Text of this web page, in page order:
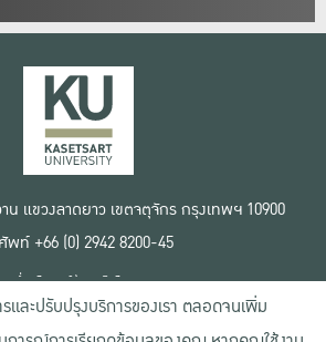
น แขวงลาดยาว เขตจตุจักร กรุงเทพฯ 10900
พท์ +66 (0) 2942 8200-45
เงื่อนไขการใช้งานเว็บไซต์
ข้อตกลงด้านสิทธิ์ใช้งาน
นโยบายความเป็นส่วนตัว
รและปรับปรุงบริการของเรา ตลอดจนเพิ่ม